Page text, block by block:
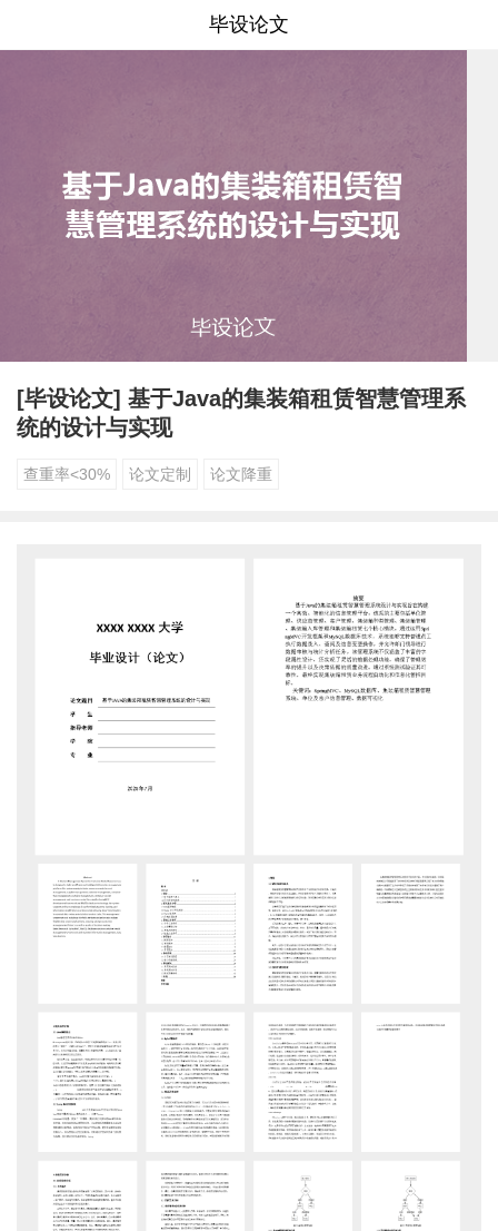
毕设论文
[毕设论文] 基于Java的集装箱租赁智慧管理系
统的设计与实现
查重率<30% 论文定制 论文降重